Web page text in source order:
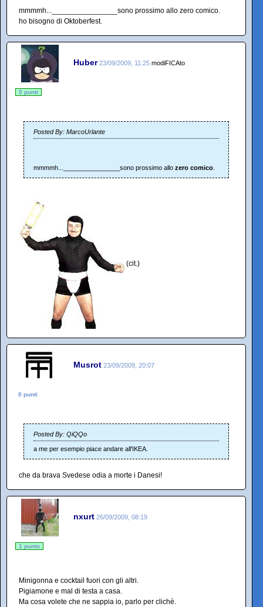
mmmmh...________________sono prossimo allo zero comico.
ho bisogno di Oktoberfest.
Huber 23/09/2009, 11:25 modiFICAto
5 punti
Posted By: MarcoUrlante
mmmmh...________________sono prossimo allo zero comico
(cit.)
Musrot 23/09/2009, 20:07
0 punti
Posted By: QiQQo
a me per esempio piace andare all'IKEA.
che da brava Svedese odia a morte i Danesi!
nxurt 26/09/2009, 08:19
1 punto
Minigonna e cocktail fuori con gli altri.
Pigiamone e mal di testa a casa.
Ma cosa volete che ne sappia io, parlo per clichè.